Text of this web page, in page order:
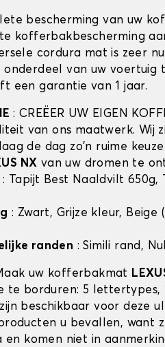
bescherming van uw
kofferbakbescherming
cordura mat is zeer
van uw voertuig
een garantie van 1 jaar.
: CREËER UW EIGEN
van ons maatwerk. Wij
de dag zo'n ruime
NX van uw dromen te
: Tapijt Best Naaldvilt 650g,
: Zwart, Grijze kleur,
randen : Simili rand,
uw kofferbakmat
te borduren: 5 lettertypes,
beschikbaar voor deze
u bevallen, want
en komen niet in